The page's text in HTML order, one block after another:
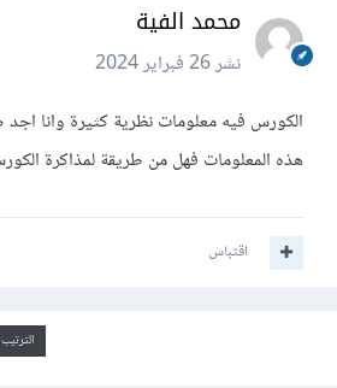
محمد الفية
نشر26 فبراير 2024
الكورس فيه معلومات نظرية كثيرة وانا
هذه المعلومات فهل من طريقة لمذاكرة
اقتباس